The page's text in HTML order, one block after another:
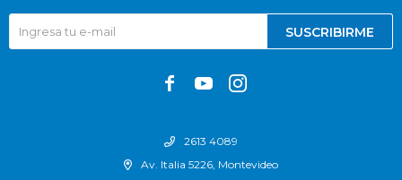
2613 4089
Av. Italia 5226, Montevideo
SUSCRIBIRME
  